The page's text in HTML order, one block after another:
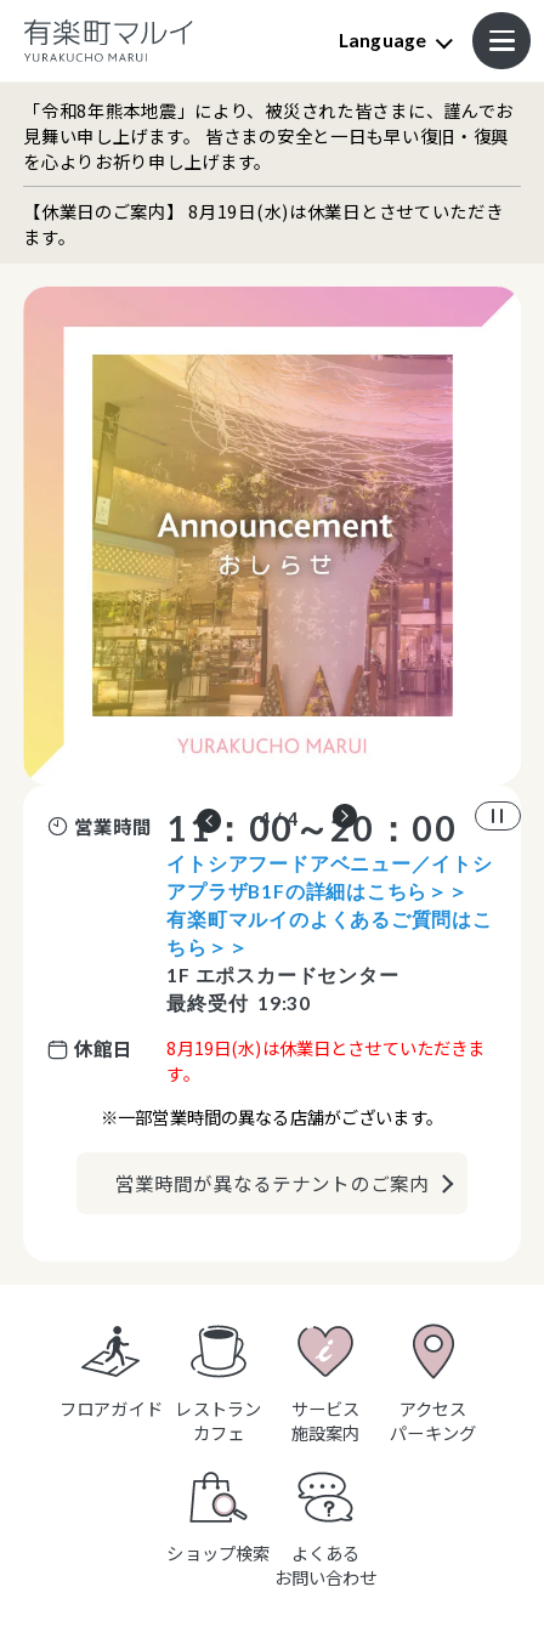
Language
「令和8年熊本地震」により、被災された皆さまに、謹んでお
見舞い申し上げます。 皆さまの安全と一日も早い復旧・復興
を心よりお祈り申し上げます。
【休業日のご案内】 8月19日(水)は休業日とさせていただき
ます。
4 / 4
営業時間 11：00～20：00
イトシアフードアベニュー／イトシ
アプラザB1Fの詳細はこちら＞＞
有楽町マルイのよくあるご質問はこ
ちら＞＞
1F エポスカードセンター
最終受付 19:30
休館日
8月19日(水)は休業日とさせていただきま
す。
※一部営業時間の異なる店舗がございます。
営業時間が異なるテナントのご案内
フロアガイド
アクセス
パーキング
レストラン
カフェ
ショップ検索
サービス
施設案内
よくある
お問い合わせ